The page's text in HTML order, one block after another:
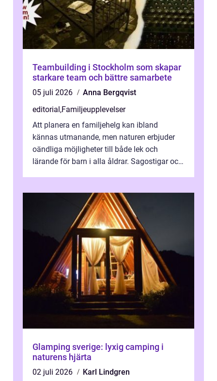
Teambuilding i Stockholm som skapar
starkare team och bättre samarbete
05 juli 2026
Anna Bergqvist
editorial ,Familjeupplevelser
Att planera en familjehelg kan ibland
kännas utmanande, men naturen erbjuder
oändliga möjligheter till både lek och
lärande för barn i alla åldrar. Sagostigar och
Glamping sverige: lyxig camping i
naturens hjärta
02 juli 2026
Karl Lindgren